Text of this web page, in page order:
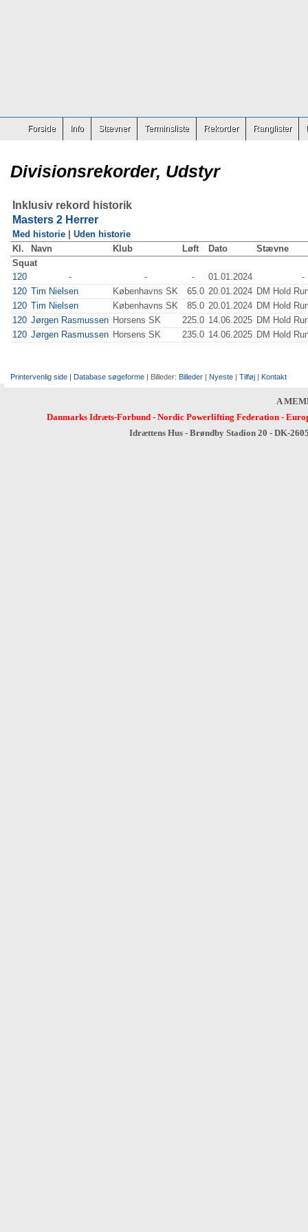
Forside Info Stævner Terminsliste Rekorder Ranglister
Divisionsrekorder, Udstyr
Inklusiv rekord historik
Masters 2 Herrer
Med historie
Uden historie
Kl.
Navn Klub Løft Dato
Stævne
Squat
120
- - - 01.01.2024
-
120 Tim Nielsen Københavns SK 65.0 20.01.2024 DM Hold
120 Tim Nielsen Københavns SK 85.0 20.01.2024 DM Hold
120 Jørgen Rasmussen Horsens SK 225.0 14.06.2025 DM Hold
120 Jørgen Rasmussen Horsens SK 235.0 14.06.2025 DM Hold
Printervenlig side | Database søgeforme | Billeder: Billeder | Nyeste | Tilføj | Kontakt
A
Danmarks Idræts-Forbund- Nordic Powerlifting Federation-
Idrættens Hus - Brøndby Stadion 20 - DK-